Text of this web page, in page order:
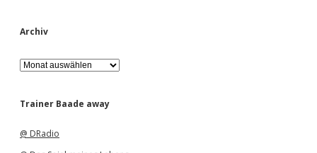
Archiv
A
r
h
Trainer Baade away
@ DRadio